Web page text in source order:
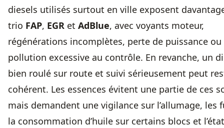
diesels utilisés surtout en ville exposent
trio FAP, EGR et AdBlue, avec voyants moteur,
régénérations incomplètes, perte de puissance ou
pollution excessive au contrôle. En revanche, un
bien roulé sur route et suivi sérieusement peut
cohérent. Les essences évitent une partie de ces
mais demandent une vigilance sur l’allumage, les
la consommation d’huile sur certains blocs et